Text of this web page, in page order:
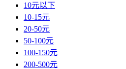
10元以下
10-15元
20-50元
50-100元
100-150元
200-500元